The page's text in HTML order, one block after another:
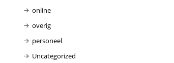
online
overig
personeel
Uncategorized